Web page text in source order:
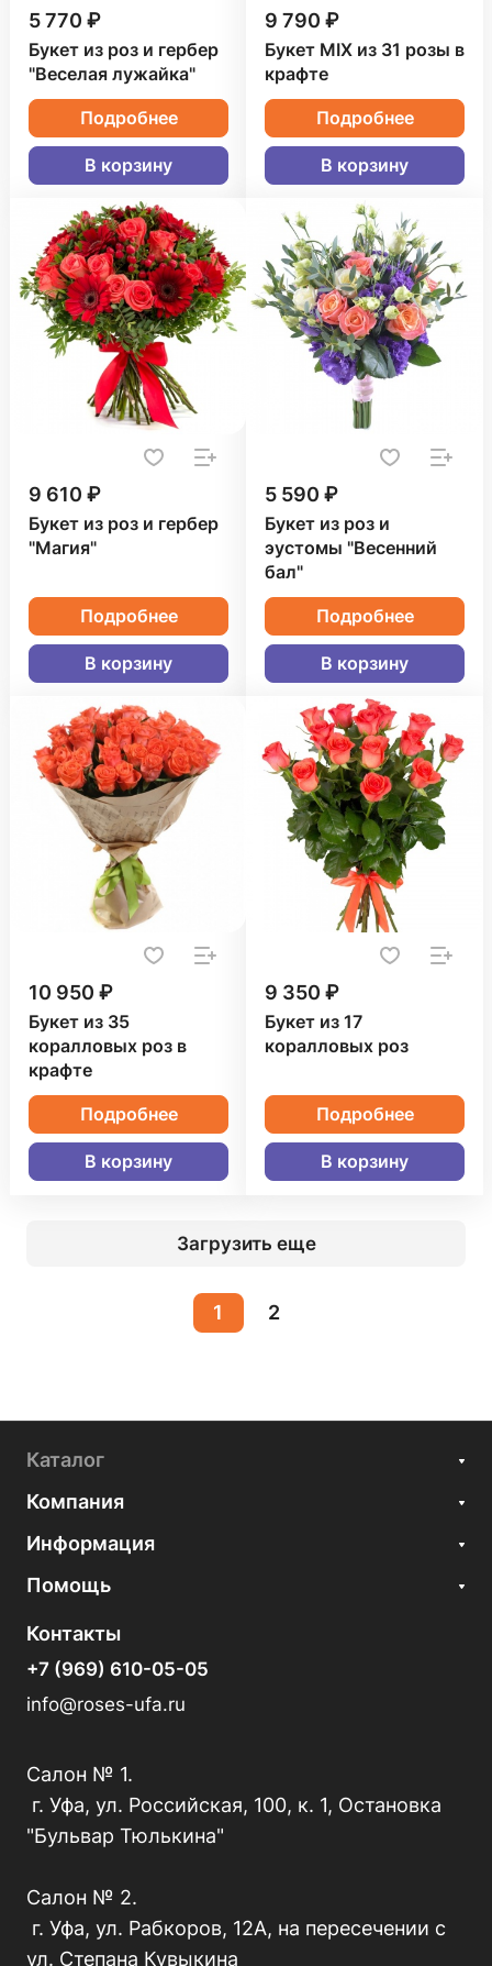
5 770 ₽
Букет из роз и гербер
"Веселая лужайка"
Подробнее
В корзину
9 790 ₽
Букет MIX из 31 розы в
крафте
Подробнее
В корзину
9 610 ₽
Букет из роз и гербер
"Магия"
Подробнее
В корзину
5 590 ₽
Букет из роз и
эустомы "Весенний
бал"
Подробнее
В корзину
10 950 ₽
Букет из 35
коралловых роз в
крафте
Подробнее
В корзину
9 350 ₽
Букет из 17
коралловых роз
Подробнее
В корзину
Загрузить еще
1 2
Каталог
Компания
Информация
Помощь
Контакты
+7 (969) 610-05-05
info@roses-ufa.ru
Салон № 1.
г. Уфа, ул. Российская, 100, к. 1, Остановка
"Бульвар Тюлькина"
Салон № 2.
г. Уфа, ул. Рабкоров, 12А, на пересечении с
ул. Степана Кувыкина